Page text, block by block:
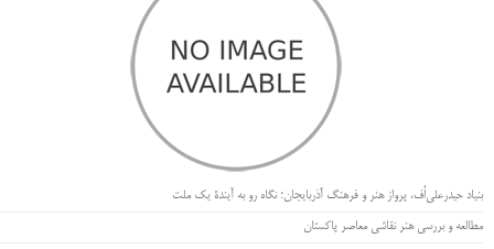
بنیاد حیدرعلی‌اُف، پرواز هنر و فرهنگ آذربایجان؛ نگاه رو به آیندۀ یک ملت
مطالعه و بررسی هنر نقاشی معاصر پاکستان